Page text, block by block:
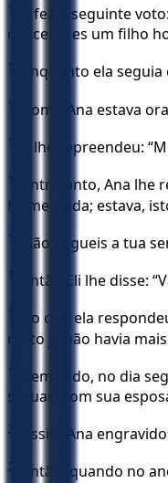
11
E fez o seguinte
concederes um filho
12 Enquanto ela
13 Como Ana estava
14 e lhe repreendeu:
15
Entretanto, Ana
fermentada; estava,
16 Não julgueis a tua
17 Então Eli lhe disse:
18
Ao que ela
rosto já não havia mais
19
Bem cedo, no dia
sexuais com sua
20 Assim Ana
21 Então, quando no